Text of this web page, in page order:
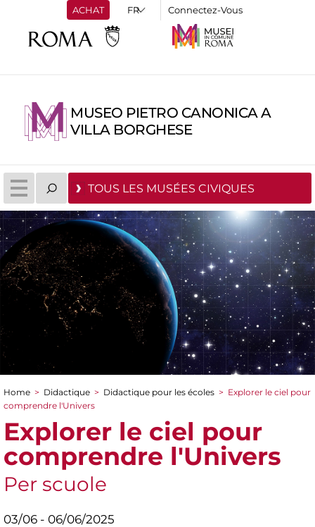
ACHAT Connectez-Vous
MUSEO PIETRO CANONICA A
VILLA BORGHESE
TOUS LES MUSÉES CIVIQUES
You are here
Home > Didactique > Didactique pour les écoles > Explorer le ciel pour
comprendre l'Univers
Explorer le ciel pour
comprendre l'Univers
Per scuole
03/06 - 06/06/2025